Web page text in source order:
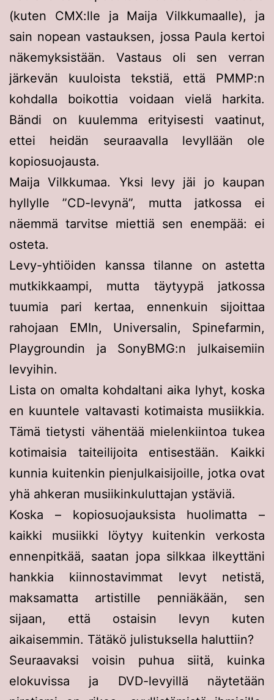
(kuten CMX:lle ja Maija Vilkkumaalle), ja
sain nopean vastauksen, jossa Paula kertoi
näkemyksistään. Vastaus oli sen verran
järkevän kuuloista tekstiä, että PMMP:n
kohdalla boikottia voidaan vielä harkita.
Bändi on kuulemma erityisesti vaatinut,
ettei heidän seuraavalla levyllään ole
kopiosuojausta.
Maija Vilkkumaa. Yksi levy jäi jo kaupan
hyllylle ”CD-levynä”, mutta jatkossa ei
näemmä tarvitse miettiä sen enempää: ei
osteta.
Levy-yhtiöiden kanssa tilanne on astetta
mutkikkaampi, mutta täytyypä jatkossa
tuumia pari kertaa, ennenkuin sijoittaa
rahojaan EMIn, Universalin, Spinefarmin,
Playgroundin ja SonyBMG:n julkaisemiin
levyihin.
Lista on omalta kohdaltani aika lyhyt, koska
en kuuntele valtavasti kotimaista musiikkia.
Tämä tietysti vähentää mielenkiintoa tukea
kotimaisia taiteilijoita entisestään. Kaikki
kunnia kuitenkin pienjulkaisijoille, jotka ovat
yhä ahkeran musiikinkuluttajan ystäviä.
Koska – kopiosuojauksista huolimatta –
kaikki musiikki löytyy kuitenkin verkosta
ennenpitkää, saatan jopa silkkaa ilkeyttäni
hankkia kiinnostavimmat levyt netistä,
maksamatta artistille penniäkään, sen
sijaan, että ostaisin levyn kuten
aikaisemmin. Tätäkö julistuksella haluttiin?
Seuraavaksi voisin puhua siitä, kuinka
elokuvissa ja DVD-levyillä näytetään